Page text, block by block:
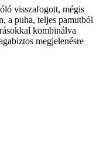
visszafogott, mégis
a puha, teljes pamutból
kombinálva
megjelenésre